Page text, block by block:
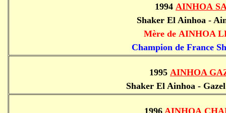
1994 AINHOA
Shaker El Ainhoa -
Mère de AINHOA
Champion de France
1995 AINHOA
Shaker El Ainhoa -
1996 AINHOA